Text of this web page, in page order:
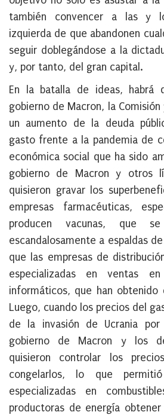
también convencer a las y
izquierda de que abandonen
seguir doblegándose a la
y, por tanto, del gran capital.
En la batalla de ideas, habrá
gobierno de Macron, la Comisión
un aumento de la deuda
gasto frente a la pandemia de
económica social que ha sido
gobierno de Macron y otros
quisieron gravar los
empresas farmacéuticas,
producen vacunas, que
escandalosamente a espaldas
que las empresas de
especializadas en ventas
informáticos, que han obtenido
Luego, cuando los precios del
de la invasión de Ucrania
gobierno de Macron y los
quisieron controlar los
congelarlos, lo que
especializadas en
productoras de energía